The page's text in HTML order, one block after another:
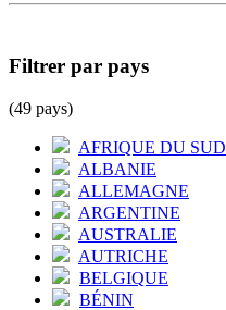
Filtrer par pays
(49 pays)
AFRIQUE DU SUD
ALBANIE
ALLEMAGNE
ARGENTINE
AUSTRALIE
AUTRICHE
BELGIQUE
BÉNIN